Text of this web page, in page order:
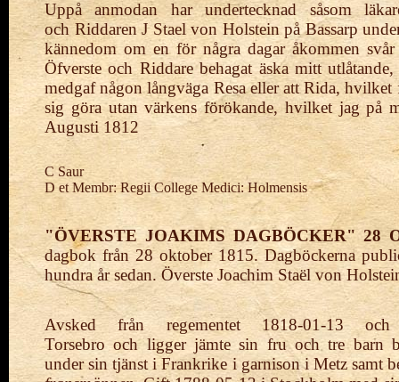
Uppå anmodan har undertecknad såsom
ochRiddaren J Stael von Holstein på Bassarp
kännedom om en för några dagar åkommen
Öfverste och Riddare behagat äska mitt
medgaf någon långväga Resa eller att Rida, hvilket
sig göra utan värkens förökande, hvilket jag på
Augusti 1812
C Saur
D et Membr: Regii College Medici: Holmensis
"ÖVERSTE JOAKIMS DAGBÖCKER" 28
dagbok från 28 oktober 1815. Dagböckerna
hundra år sedan. Överste Joachim Staël von
Avsked från regementet1818-01-13
Torsebroochligger jämte sin fru och tre barn
undersin tjänst iFrankrike i garnison i Metz samt